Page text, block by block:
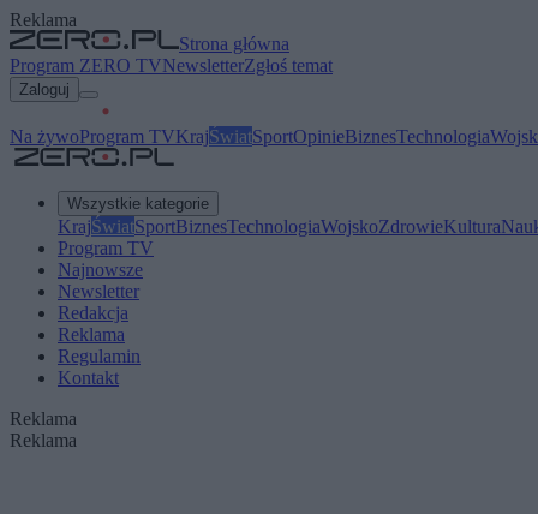
Reklama
Strona główna
Program ZERO TVNewsletterZgłoś temat
Zaloguj
Na żywoProgram TVKrajŚwiatSportOpinieBiznesTechnologia
Wszystkie kategorie
KrajŚwiatSportBiznesTechnologiaWojskoZdrowieKultura
Program TV
Najnowsze
Newsletter
Redakcja
Reklama
Regulamin
Kontakt
Reklama
Reklama